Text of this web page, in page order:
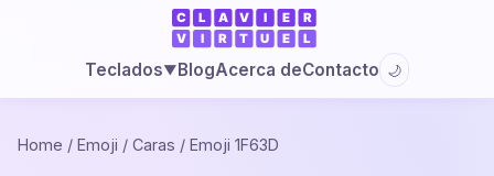
Teclados▼BlogAcerca deContacto 🌙
Home / Emoji / Caras / Emoji 1F63D